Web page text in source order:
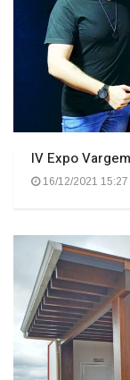
IV Expo
16/12/2021 15:27